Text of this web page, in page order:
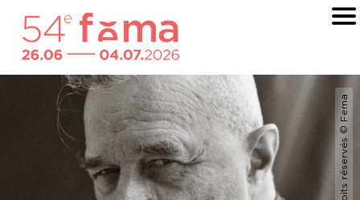
Tous droits réservés © Fema